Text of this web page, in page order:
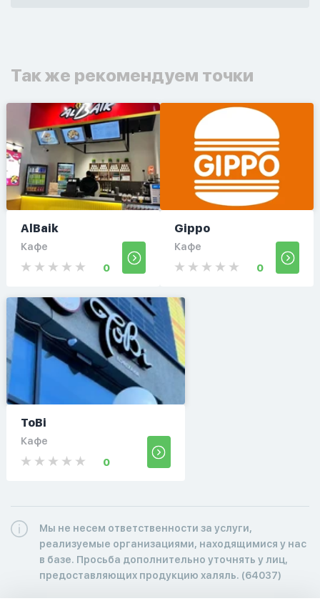
Так же рекомендуем точки
AlBaik
Кафе
0
Gippo
Кафе
0
ToBi
Кафе
0
Мы не несем ответственности за услуги,
реализуемые организациями, находящимися у нас
в базе. Просьба дополнительно уточнять у лиц,
предоставляющих продукцию халяль. (64037)